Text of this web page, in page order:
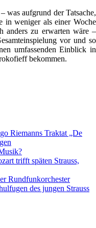
was aufgrund der Tatsache,
in weniger als einer Woche
anders zu erwarten wäre –
vor und so
umfassenden Einblick in
bekommen.
Riemanns Traktat „De
trifft späten Strauss,
Rundfunkorchester
des jungen Strauss